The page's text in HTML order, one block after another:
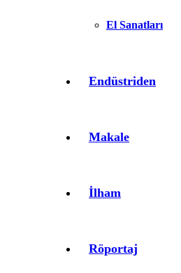
El Sanatları
Endüstriden
Makale
İlham
Röportaj